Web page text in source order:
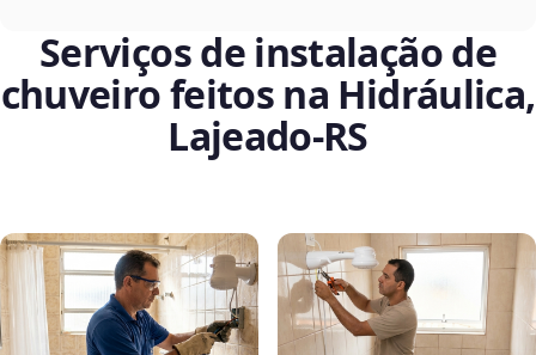
Serviços de instalação de
chuveiro feitos na Hidráulica,
Lajeado‑RS